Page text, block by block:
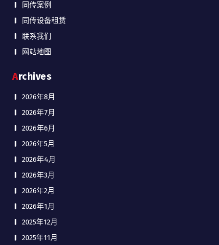
同传案例
同传设备租赁
联系我们
网站地图
Archives
2026年8月
2026年7月
2026年6月
2026年5月
2026年4月
2026年3月
2026年2月
2026年1月
2025年12月
2025年11月